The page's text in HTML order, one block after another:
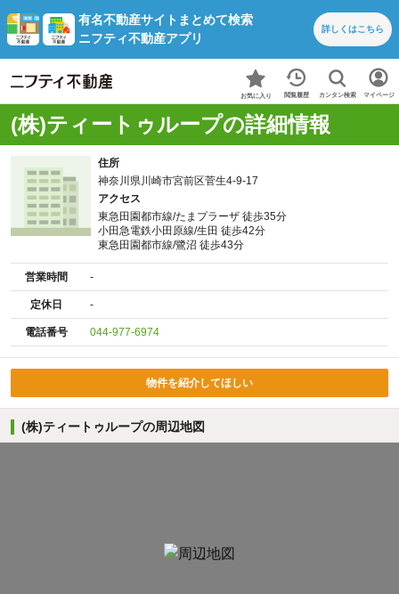
有名不動産サイトまとめて検索
ニフティ不動産アプリ
詳しくはこちら
お気に入り 閲覧履歴 カンタン検索 マイページ
(株)ティートゥループの詳細情報
住所
神奈川県川崎市宮前区菅生4-9-17
アクセス
東急田園都市線/たまプラーザ 徒歩35分
小田急電鉄小田原線/生田 徒歩42分
東急田園都市線/鷺沼 徒歩43分
営業時間 -
定休日 -
電話番号 044-977-6974
物件を紹介してほしい
(株)ティートゥループの周辺地図